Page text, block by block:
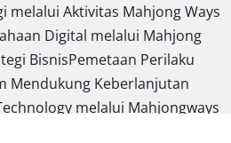
melalui Aktivitas Mahjong Ways
Digital melalui Mahjong
BisnisPemetaan Perilaku
Mendukung Keberlanjutan
melalui Mahjongways